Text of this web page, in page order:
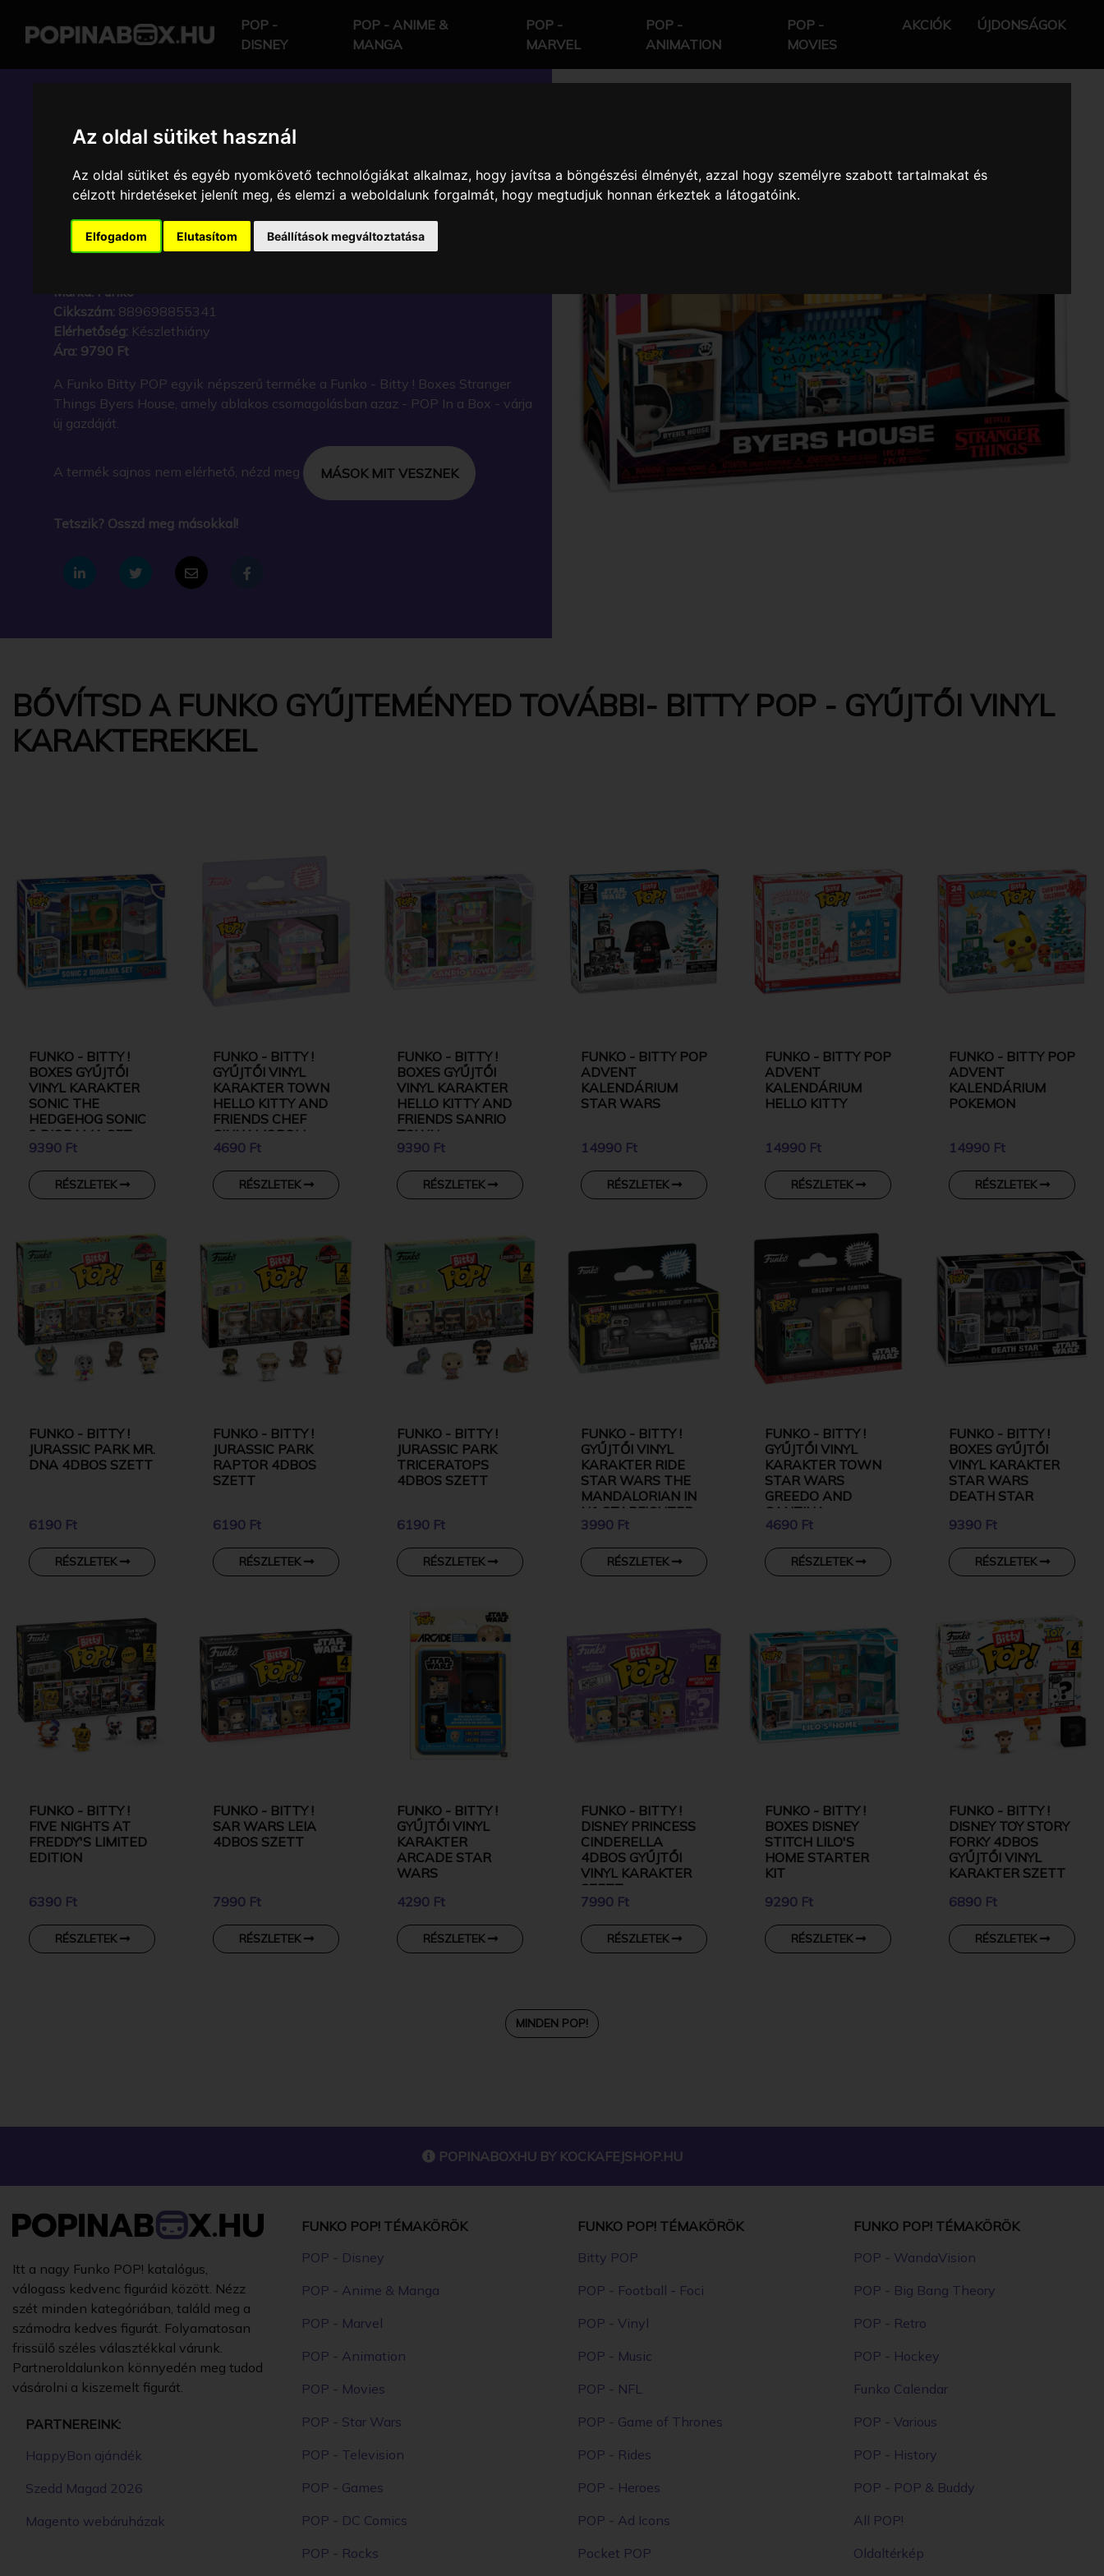
Az oldal sütiket használ
Az oldal sütiket és egyéb nyomkövető technológiákat alkalmaz, hogy javítsa a böngészési élményét, azzal hogy személyre szabott tartalmakat és
célzott hirdetéseket jelenít meg, és elemzi a weboldalunk forgalmát, hogy megtudjuk honnan érkeztek a látogatóink.
Elfogadom Elutasítom Beállítások megváltoztatása
POP -
DISNEY
POP - ANIME &
MANGA
POP -
MARVEL
POP -
ANIMATION
POP -
MOVIES
AKCIÓK ÚJDONSÁGOK
POP IN A BOX HU
FUNKO - BITTY ! BOXES
STRANGER THINGS BYERS
HOUSE
Márka: Funko
Cikkszám: 889698855341
Elérhetőség: Készlethiány
Ára: 9790 Ft
A Funko Bitty POP egyik népszerű terméke a Funko - Bitty ! Boxes Stranger
Things Byers House, amely ablakos csomagolásban azaz - POP In a Box - várja
új gazdáját.
A termék sajnos nem elérhető, nézd meg MÁSOK MIT VESZNEK
Tetszik? Osszd meg másokkal!
BŐVÍTSD A FUNKO GYŰJTEMÉNYED TOVÁBBI- BITTY POP - GYŰJTŐI VINYL
KARAKTEREKKEL
FUNKO - BITTY !
BOXES GYŰJTŐI
VINYL KARAKTER
SONIC THE
HEDGEHOG SONIC
2 DIORAMA SET
9390 Ft
RÉSZLETEK
FUNKO - BITTY !
GYŰJTŐI VINYL
KARAKTER TOWN
HELLO KITTY AND
FRIENDS CHEF
CINNAMOROLL
WITH CAFE
4690 Ft
RÉSZLETEK
FUNKO - BITTY !
BOXES GYŰJTŐI
VINYL KARAKTER
HELLO KITTY AND
FRIENDS SANRIO
TOWN
9390 Ft
RÉSZLETEK
FUNKO - BITTY POP
ADVENT
KALENDÁRIUM
STAR WARS
14990 Ft
RÉSZLETEK
FUNKO - BITTY POP
ADVENT
KALENDÁRIUM
HELLO KITTY
14990 Ft
RÉSZLETEK
FUNKO - BITTY POP
ADVENT
KALENDÁRIUM
POKEMON
14990 Ft
RÉSZLETEK
FUNKO - BITTY !
JURASSIC PARK MR.
DNA 4DBOS SZETT
6190 Ft
RÉSZLETEK
FUNKO - BITTY !
JURASSIC PARK
RAPTOR 4DBOS
SZETT
6190 Ft
RÉSZLETEK
FUNKO - BITTY !
JURASSIC PARK
TRICERATOPS
4DBOS SZETT
6190 Ft
RÉSZLETEK
FUNKO - BITTY !
GYŰJTŐI VINYL
KARAKTER RIDE
STAR WARS THE
MANDALORIAN IN
N1 STARFIGHTER
WITH GROGU
3990 Ft
RÉSZLETEK
FUNKO - BITTY !
GYŰJTŐI VINYL
KARAKTER TOWN
STAR WARS
GREEDO AND
CANTINA
4690 Ft
RÉSZLETEK
FUNKO - BITTY !
BOXES GYŰJTŐI
VINYL KARAKTER
STAR WARS
DEATH STAR
9390 Ft
RÉSZLETEK
FUNKO - BITTY !
FIVE NIGHTS AT
FREDDY'S LIMITED
EDITION
6390 Ft
RÉSZLETEK
FUNKO - BITTY !
SAR WARS LEIA
4DBOS SZETT
7990 Ft
RÉSZLETEK
FUNKO - BITTY !
GYŰJTŐI VINYL
KARAKTER
ARCADE STAR
WARS
4290 Ft
RÉSZLETEK
FUNKO - BITTY !
DISNEY PRINCESS
CINDERELLA
4DBOS GYŰJTŐI
VINYL KARAKTER
SZETT
7990 Ft
RÉSZLETEK
FUNKO - BITTY !
BOXES DISNEY
STITCH LILO'S
HOME STARTER
KIT
9290 Ft
RÉSZLETEK
FUNKO - BITTY !
DISNEY TOY STORY
FORKY 4DBOS
GYŰJTŐI VINYL
KARAKTER SZETT
6890 Ft
RÉSZLETEK
MINDEN POP!
POPINABOXHU BY KOCKAFEJSHOP.HU
Itt a nagy Funko POP! katalógus,
válogass kedvenc figuráid között. Nézz
szét minden kategóriában, találd meg a
számodra kedves figurát. Folyamatosan
frissülő széles választékkal várunk.
Partneroldalunkon könnyedén meg tudod
vásárolni a kiszemelt figurát.
PARTNEREINK:
HappyBon ajándék
Szedd Magad 2026
Magento webáruházak
FUNKO POP! TÉMAKÖRÖK
POP - Disney
POP - Anime & Manga
POP - Marvel
POP - Animation
POP - Movies
POP - Star Wars
POP - Television
POP - Games
POP - DC Comics
POP - Rocks
FUNKO POP! TÉMAKÖRÖK
Bitty POP
POP - Football - Foci
POP - Vinyl
POP - Music
POP - NFL
POP - Game of Thrones
POP - Rides
POP - Heroes
POP - Ad Icons
Pocket POP
FUNKO POP! TÉMAKÖRÖK
POP - WandaVision
POP - Big Bang Theory
POP - Retro
POP - Hockey
Funko Calendar
POP - Various
POP - History
POP - POP & Buddy
All POP!
Oldaltérkép